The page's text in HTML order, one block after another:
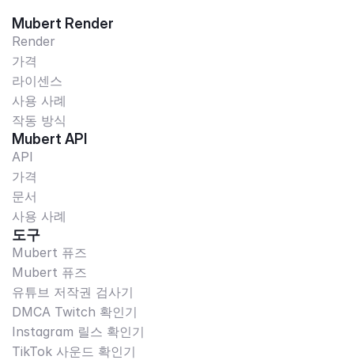
Mubert Render
Render
가격
라이센스
사용 사례
작동 방식
Mubert API
API
가격
문서
사용 사례
도구
Mubert 퓨즈
Mubert 퓨즈
유튜브 저작권 검사기
DMCA Twitch 확인기
Instagram 릴스 확인기
TikTok 사운드 확인기